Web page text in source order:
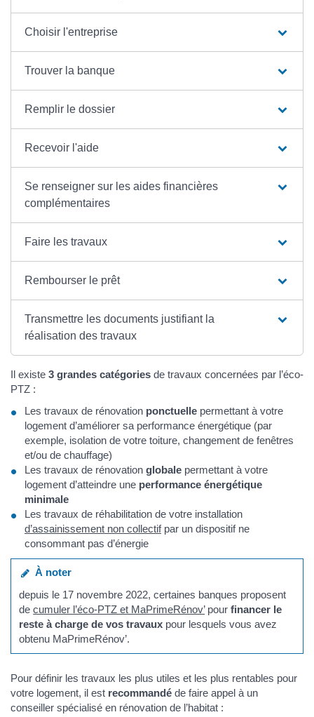
Choisir l'entreprise
Trouver la banque
Remplir le dossier
Recevoir l'aide
Se renseigner sur les aides financières
complémentaires
Faire les travaux
Rembourser le prêt
Transmettre les documents justifiant la
réalisation des travaux
Il existe 3 grandes catégories de travaux concernées par l’éco-
PTZ :
Les travaux de rénovation ponctuelle permettant à votre
logement d’améliorer sa performance énergétique (par
exemple, isolation de votre toiture, changement de fenêtres
et/ou de chauffage)
Les travaux de rénovation globale permettant à votre
logement d’atteindre une performance énergétique
minimale
Les travaux de réhabilitation de votre installation
d’assainissement non collectifpar un dispositif ne
consommant pas d’énergie
À noter
depuis le 17 novembre 2022, certaines banques proposent
decumuler l’éco-PTZ et MaPrimeRénov’pourfinancer le
reste à charge de vos travaux pour lesquels vous avez
obtenu MaPrimeRénov’.
Pour définir les travaux les plus utiles et les plus rentables pour
votre logement, il est recommandé de faire appel à un
conseiller spécialisé en rénovation de l’habitat :